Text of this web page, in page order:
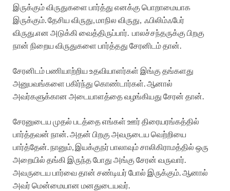
இருக்கும் விருதுகளை பார்த்து எனக்கு பொறாமையாக
இருக்கும். தேசிய விருது, மாநில விருது, ஃபிலிம்ஃபேர்
விருது.என அடுக்கி வைத்திருப்பார். பாலச்சந்தருக்கு பிறகு
நான் நிறைய விருதுகளை பார்த்தது சேரனிடம் தான்.
சேரனிடம் பணியாற்றிய உதவியாளர்கள் இங்கு தங்களது
அனுபவங்களை பகிர்ந்து கொண்டார்கள். ஆனால்
அவர்களுக்கான அடையாளத்தை வழங்கியது சேரன் தான்.
சேரனுடைய முதல் படத்தை எங்கள் ஊர் திரையரங்கத்தில்
பார்த்தவன் நான். அதன் பிறகு அவருடைய வெற்றியை
பார்த்தேன். நானும், இயக்குநர் பாலாவும் சாலிகிராமத்தில் ஒரு
அறையில் தங்கி இருந்த போது அங்கு சேரன் வருவார்.
அவருடைய பார்வை தான் சண்டியர் போல் இருக்கும். ஆனால்
அவர் மென்மையான மனதுடையவர்.